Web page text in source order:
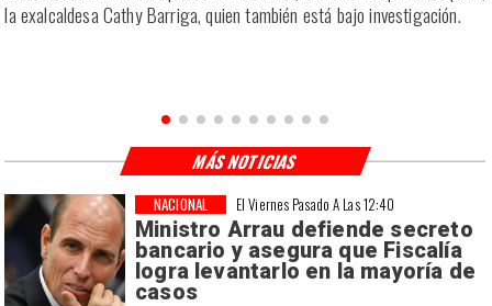
la exalcaldesa Cathy Barriga, quien también está bajo investigación.
El Viernes Pasado A Las 12:40
Ministro Arrau defiende secreto
bancario y asegura que Fiscalía
logra levantarlo en la mayoría de
casos
NACIONAL
MÁS NOTICIAS